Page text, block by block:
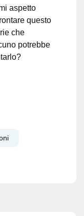
aspetto
questo
che
potrebbe